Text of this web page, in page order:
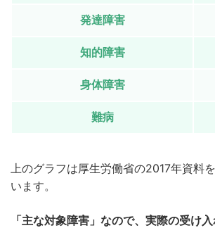
発達障害
知的障害
身体障害
難病
上のグラフは厚生労働省の2017年資料
います。
「主な対象障害」なので、実際の受け